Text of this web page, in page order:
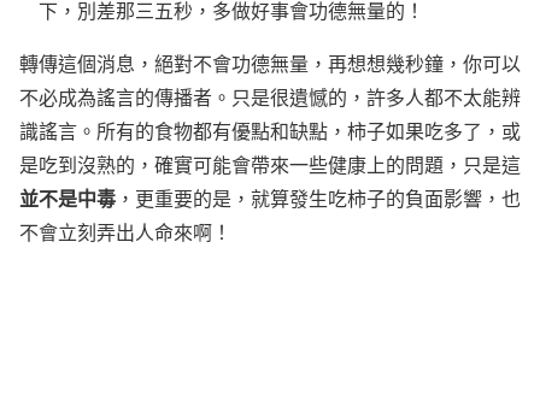
下，別差那三五秒，多做好事會功德無量的！
轉傳這個消息，絕對不會功德無量，再想想幾秒鐘，你可以
不必成為謠言的傳播者。只是很遺憾的，許多人都不太能辨
識謠言。所有的食物都有優點和缺點，柿子如果吃多了，或
是吃到沒熟的，確實可能會帶來一些健康上的問題，只是這
並不是中毒 ，更重要的是，就算發生吃柿子的負面影響，也
不會立刻弄出人命來啊！